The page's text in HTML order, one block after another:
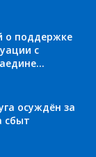
о поддержке
с
осуждён за
сбыт